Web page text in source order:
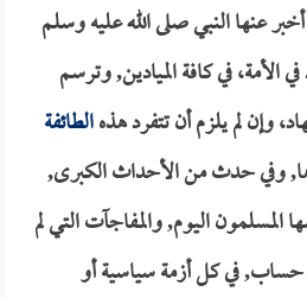
عنها النبي صلى الله عليه وسلم
الأمة، في كافة الميادين, وترسم
وإن لم يلزم أن تتفرد هذهالطائفة
وفي حدث من الأحداث الكبرى,
اليوم, والمفاجآت التي لم
حساب, في كل أزمة سياسية أو